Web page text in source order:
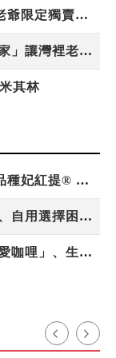
經典與法式美學的完美交織！北投老爺限定獨賣「泉月菠蘿映心」中秋禮盒
鹹甜引路臺南味 半世紀「一味香餅家」讓灣裡老街散發餅香
其林
甜度超越麝香葡萄！日本長野縣新品種妃紅提® 微風超市限期販售
中秋月餅／美味多重驚喜 激發送禮、自用選擇困難症
新登場！和平島美食 清真認證「真愛咖哩」、生態飲食「禾口丘」